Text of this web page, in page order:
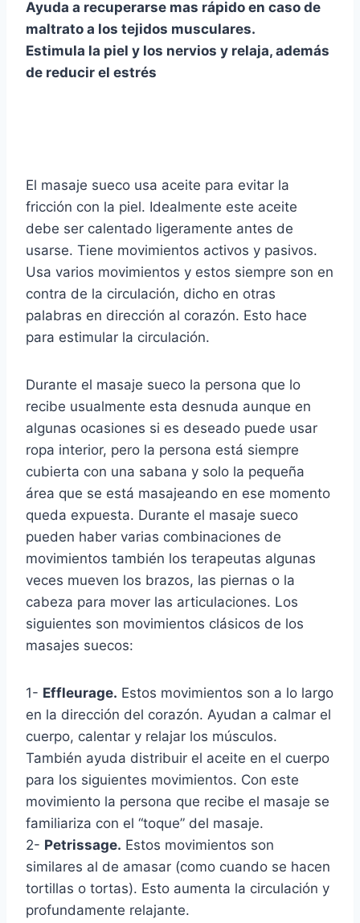
Ayuda a recuperarse mas rápido en caso de
maltrato a los tejidos musculares.
Estimula la piel y los nervios y relaja, además
de reducir el estrés
El masaje sueco usa aceite para evitar la
fricción con la piel. Idealmente este aceite
debe ser calentado ligeramente antes de
usarse. Tiene movimientos activos y pasivos.
Usa varios movimientos y estos siempre son en
contra de la circulación, dicho en otras
palabras en dirección al corazón. Esto hace
para estimular la circulación.
Durante el masaje sueco la persona que lo
recibe usualmente esta desnuda aunque en
algunas ocasiones si es deseado puede usar
ropa interior, pero la persona está siempre
cubierta con una sabana y solo la pequeña
área que se está masajeando en ese momento
queda expuesta. Durante el masaje sueco
pueden haber varias combinaciones de
movimientos también los terapeutas algunas
veces mueven los brazos, las piernas o la
cabeza para mover las articulaciones. Los
siguientes son movimientos clásicos de los
masajes suecos:
1- Effleurage. Estos movimientos son a lo largo
en la dirección del corazón. Ayudan a calmar el
cuerpo, calentar y relajar los músculos.
También ayuda distribuir el aceite en el cuerpo
para los siguientes movimientos. Con este
movimiento la persona que recibe el masaje se
familiariza con el “toque” del masaje.
2- Petrissage. Estos movimientos son
similares al de amasar (como cuando se hacen
tortillas o tortas). Esto aumenta la circulación y
profundamente relajante.